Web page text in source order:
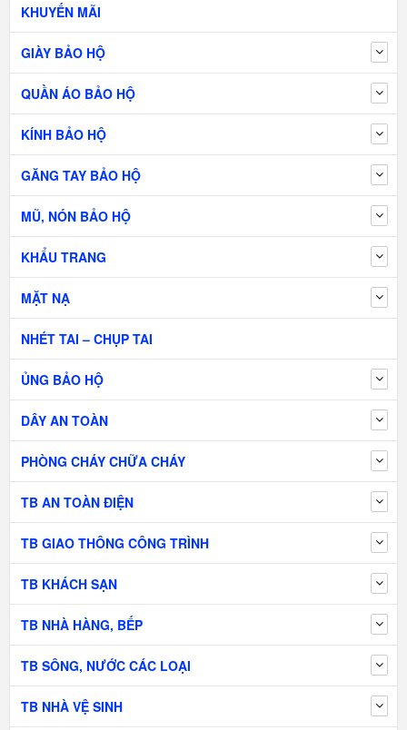
KHUYẾN MÃI
GIÀY BẢO HỘ
QUẦN ÁO BẢO HỘ
KÍNH BẢO HỘ
GĂNG TAY BẢO HỘ
MŨ, NÓN BẢO HỘ
KHẨU TRANG
MẶT NẠ
NHÉT TAI – CHỤP TAI
ỦNG BẢO HỘ
DÂY AN TOÀN
PHÒNG CHÁY CHỮA CHÁY
TB AN TOÀN ĐIỆN
TB GIAO THÔNG CÔNG TRÌNH
TB KHÁCH SẠN
TB NHÀ HÀNG, BẾP
TB SÔNG, NƯỚC CÁC LOẠI
TB NHÀ VỆ SINH